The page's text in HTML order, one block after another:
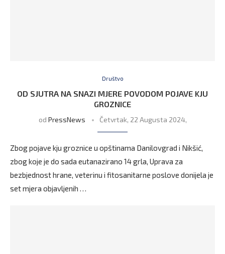
Društvo
OD SJUTRA NA SNAZI MJERE POVODOM POJAVE KJU
GROZNICE
od PressNews Četvrtak, 22 Augusta 2024,
Zbog pojave kju groznice u opštinama Danilovgrad i Nikšić,
zbog koje je do sada eutanazirano 14 grla, Uprava za
bezbjednost hrane, veterinu i fitosanitarne poslove donijela je
set mjera objavljenih …